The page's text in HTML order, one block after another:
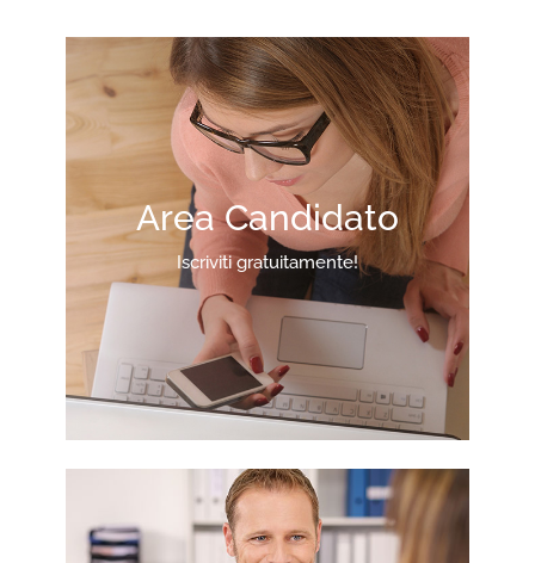
Area Candidato
Iscriviti gratuitamente!